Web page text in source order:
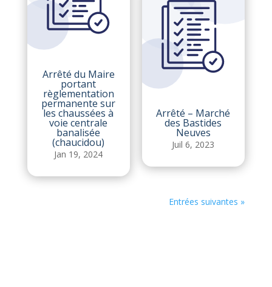
Arrêté du Maire
portant
règlementation
permanente sur
les chaussées à
voie centrale
banalisée
(chaucidou)
Jan 19, 2024
Arrêté – Marché
des Bastides
Neuves
Juil 6, 2023
Entrées suivantes »